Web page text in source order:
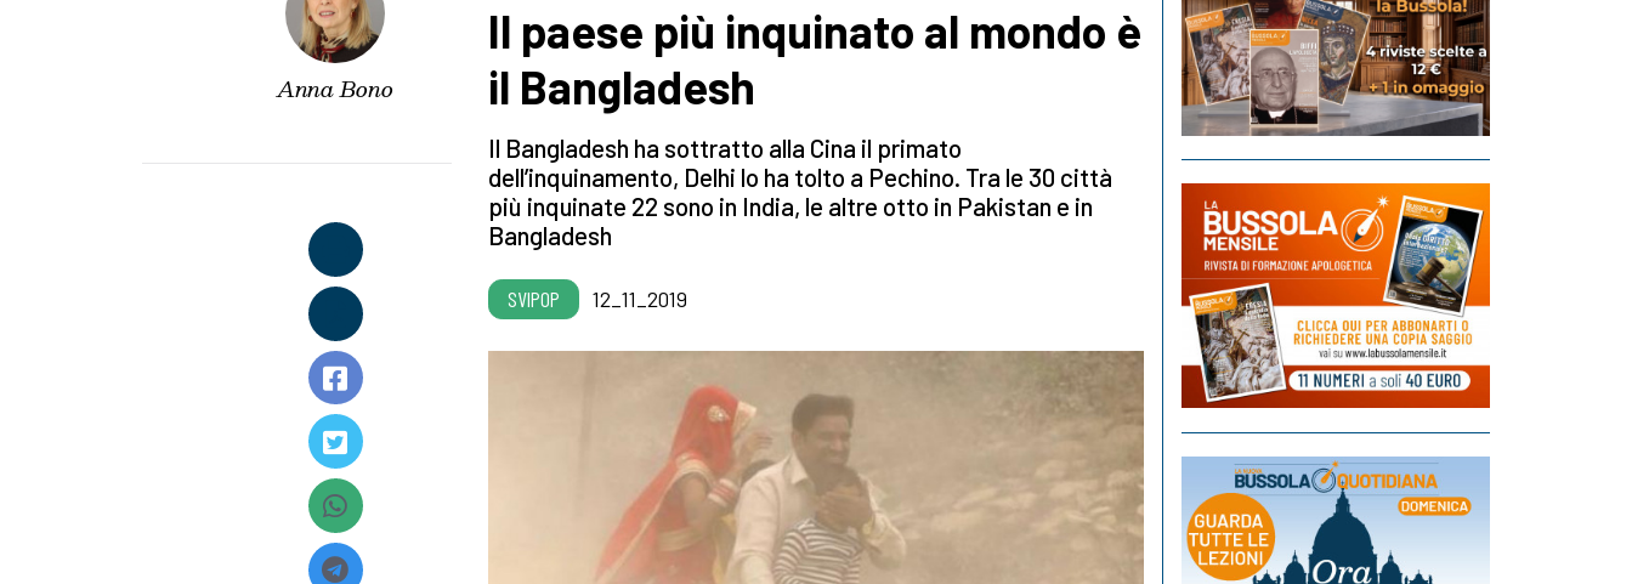
Anna Bono
Il paese più inquinato al mondo è
il Bangladesh
Il Bangladesh ha sottratto alla Cina il primato
dell’inquinamento, Delhi lo ha tolto a Pechino. Tra le 30 città
più inquinate 22 sono in India, le altre otto in Pakistan e in
Bangladesh
SVIPOP 12_11_2019